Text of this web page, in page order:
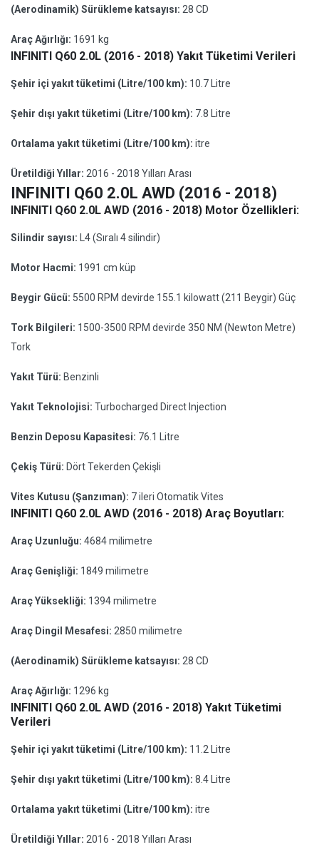
(Aerodinamik) Sürükleme katsayısı: 28 CD
Araç Ağırlığı: 1691 kg
INFINITI Q60 2.0L (2016 - 2018) Yakıt Tüketimi Verileri
Şehir içi yakıt tüketimi (Litre/100 km): 10.7 Litre
Şehir dışı yakıt tüketimi (Litre/100 km): 7.8 Litre
Ortalama yakıt tüketimi (Litre/100 km): itre
Üretildiği Yıllar: 2016 - 2018 Yılları Arası
INFINITI Q60 2.0L AWD (2016 - 2018)
INFINITI Q60 2.0L AWD (2016 - 2018) Motor Özellikleri:
Silindir sayısı: L4 (Sıralı 4 silindir)
Motor Hacmi: 1991 cm küp
Beygir Gücü: 5500 RPM devirde 155.1 kilowatt (211 Beygir) Güç
Tork Bilgileri: 1500-3500 RPM devirde 350 NM (Newton Metre)
Tork
Yakıt Türü: Benzinli
Yakıt Teknolojisi: Turbocharged Direct Injection
Benzin Deposu Kapasitesi: 76.1 Litre
Çekiş Türü: Dört Tekerden Çekişli
Vites Kutusu (Şanzıman): 7 ileri Otomatik Vites
INFINITI Q60 2.0L AWD (2016 - 2018) Araç Boyutları:
Araç Uzunluğu: 4684 milimetre
Araç Genişliği: 1849 milimetre
Araç Yüksekliği: 1394 milimetre
Araç Dingil Mesafesi: 2850 milimetre
(Aerodinamik) Sürükleme katsayısı: 28 CD
Araç Ağırlığı: 1296 kg
INFINITI Q60 2.0L AWD (2016 - 2018) Yakıt Tüketimi
Verileri
Şehir içi yakıt tüketimi (Litre/100 km): 11.2 Litre
Şehir dışı yakıt tüketimi (Litre/100 km): 8.4 Litre
Ortalama yakıt tüketimi (Litre/100 km): itre
Üretildiği Yıllar: 2016 - 2018 Yılları Arası